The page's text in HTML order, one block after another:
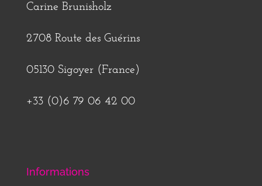
Carine Brunisholz
2708 Route des Guérins
05130 Sigoyer (France)
+33 (0)6 79 06 42 00
Informations